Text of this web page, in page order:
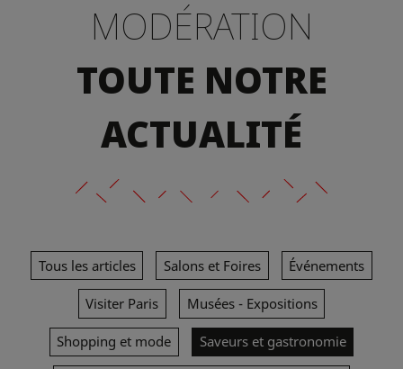
ACTUALITÉS PHOTOS
MODÉRATION
TOUTE NOTRE
ACTUALITÉ
Tous les articles Salons et Foires Événements
Visiter Paris Musées - Expositions
Shopping et mode Saveurs et gastronomie